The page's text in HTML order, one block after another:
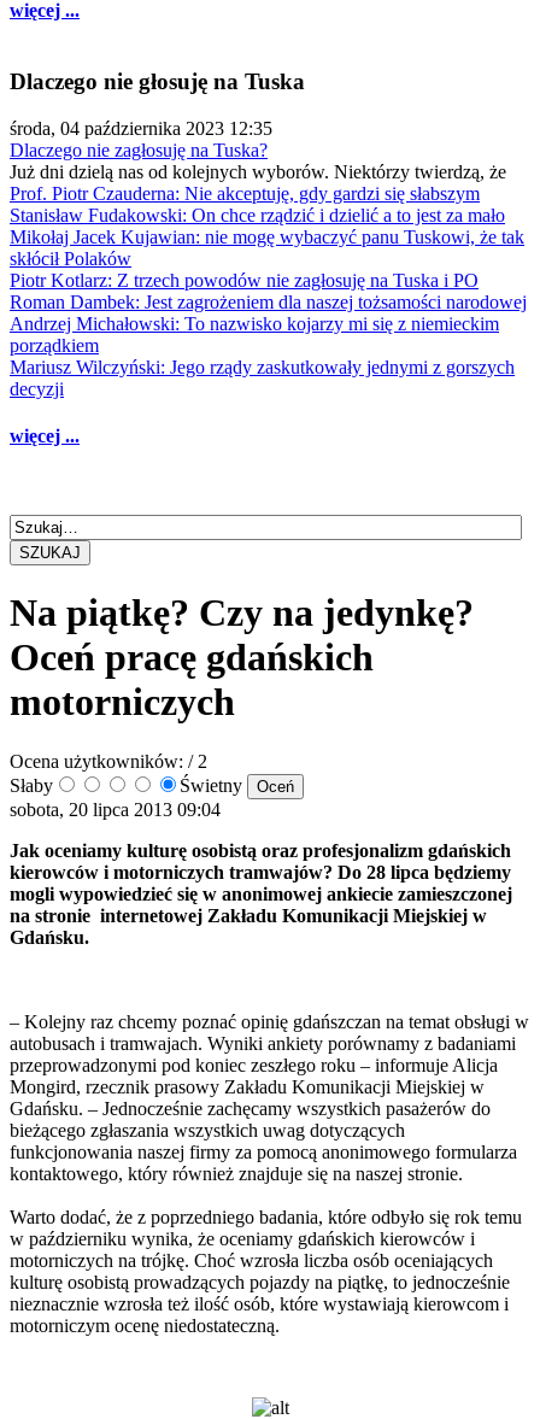
więcej ...
Dlaczego nie głosuję na Tuska
środa, 04 października 2023 12:35
Dlaczego nie zagłosuję na Tuska?
Już dni dzielą nas od kolejnych wyborów. Niektórzy twierdzą, że
Prof. Piotr Czauderna: Nie akceptuję, gdy gardzi się słabszym
Stanisław Fudakowski: On chce rządzić i dzielić a to jest za mało
Mikołaj Jacek Kujawian: nie mogę wybaczyć panu Tuskowi, że tak
skłócił Polaków
Piotr Kotlarz: Z trzech powodów nie zagłosuję na Tuska i PO
Roman Dambek: Jest zagrożeniem dla naszej tożsamości narodowej
Andrzej Michałowski: To nazwisko kojarzy mi się z niemieckim
porządkiem
Mariusz Wilczyński: Jego rządy zaskutkowały jednymi z gorszych
decyzji
więcej ...
SZUKAJ
Na piątkę? Czy na jedynkę?
Oceń pracę gdańskich
motorniczych
Ocena użytkowników: / 2
Słaby
Świetny
sobota, 20 lipca 2013 09:04
Jak oceniamy kulturę osobistą oraz profesjonalizm gdańskich
kierowców i motorniczych tramwajów? Do 28 lipca będziemy
mogli wypowiedzieć się w anonimowej ankiecie zamieszczonej
na stronie internetowej Zakładu Komunikacji Miejskiej w
Gdańsku.
– Kolejny raz chcemy poznać opinię gdańszczan na temat obsługi w
autobusach i tramwajach. Wyniki ankiety porównamy z badaniami
przeprowadzonymi pod koniec zeszłego roku – informuje Alicja
Mongird, rzecznik prasowy Zakładu Komunikacji Miejskiej w
Gdańsku. – Jednocześnie zachęcamy wszystkich pasażerów do
bieżącego zgłaszania wszystkich uwag dotyczących
funkcjonowania naszej firmy za pomocą anonimowego formularza
kontaktowego, który również znajduje się na naszej stronie.
Warto dodać, że z poprzedniego badania, które odbyło się rok temu
w październiku wynika, że oceniamy gdańskich kierowców i
motorniczych na trójkę. Choć wzrosła liczba osób oceniających
kulturę osobistą prowadzących pojazdy na piątkę, to jednocześnie
nieznacznie wzrosła też ilość osób, które wystawiają kierowcom i
motorniczym ocenę niedostateczną.